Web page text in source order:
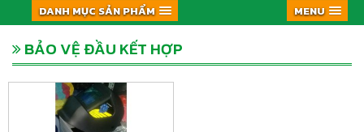
DANH MỤC SẢN PHẨM MENU
BẢO VỆ ĐẦU KẾT HỢP